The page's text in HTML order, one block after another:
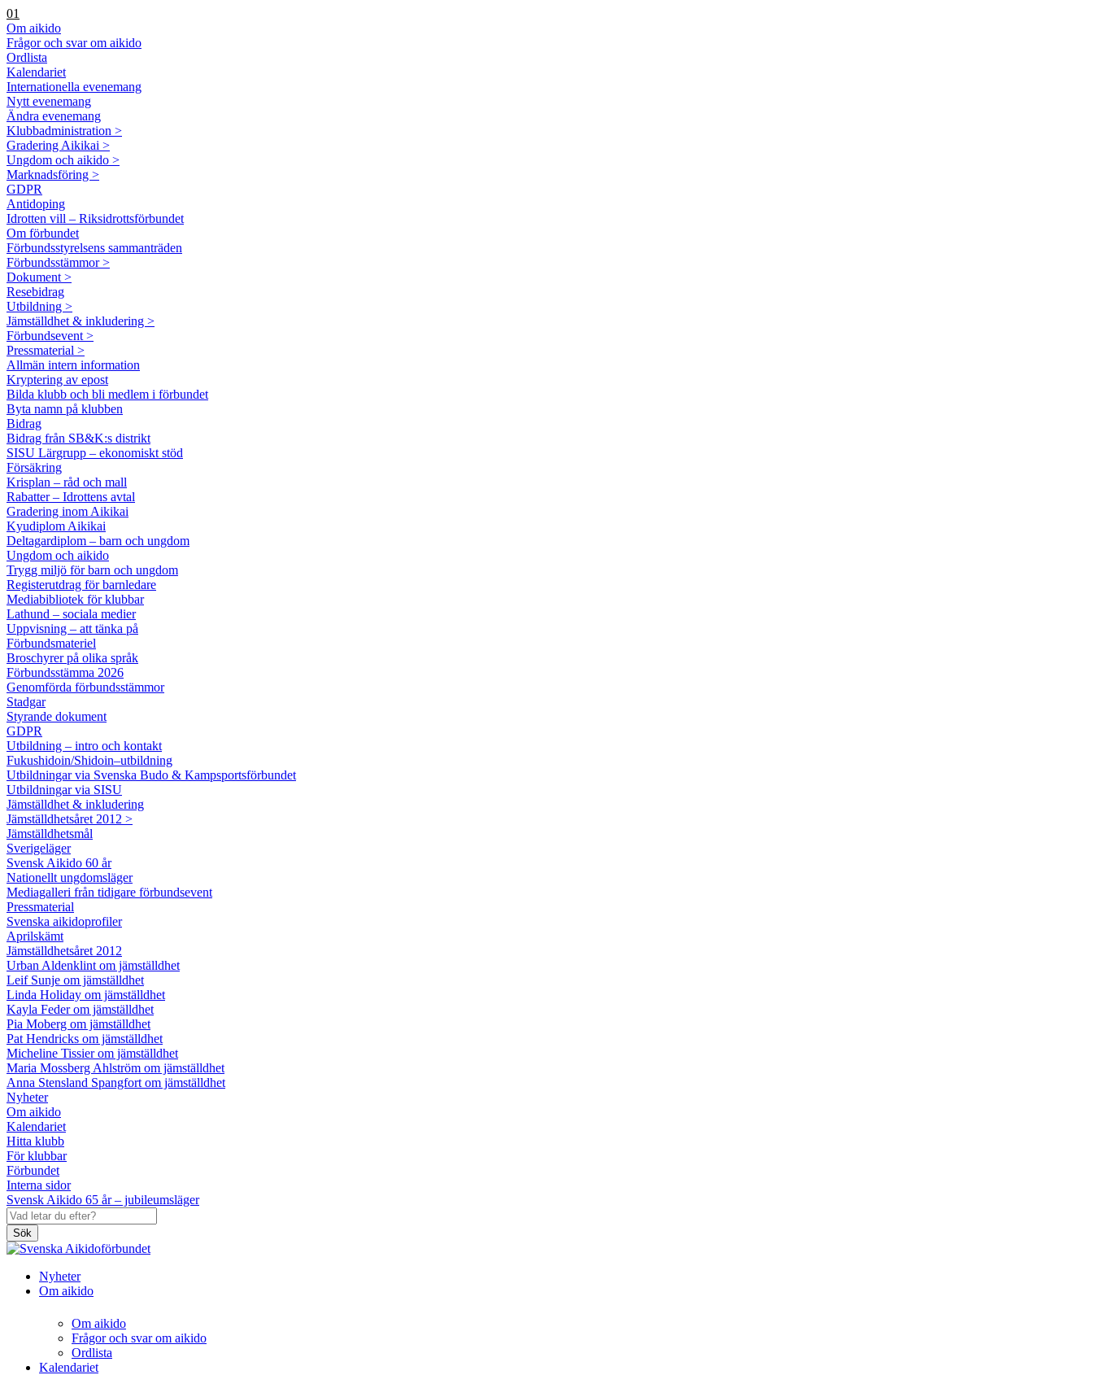
01
Om aikido
Frågor och svar om aikido
Ordlista
Kalendariet
Internationella evenemang
Nytt evenemang
Ändra evenemang
Klubbadministration >
Gradering Aikikai >
Ungdom och aikido >
Marknadsföring >
GDPR
Antidoping
Idrotten vill – Riksidrottsförbundet
Om förbundet
Förbundsstyrelsens sammanträden
Förbundsstämmor >
Dokument >
Resebidrag
Utbildning >
Jämställdhet & inkludering >
Förbundsevent >
Pressmaterial >
Allmän intern information
Kryptering av epost
Bilda klubb och bli medlem i förbundet
Byta namn på klubben
Bidrag
Bidrag från SB&K:s distrikt
SISU Lärgrupp – ekonomiskt stöd
Försäkring
Krisplan – råd och mall
Rabatter – Idrottens avtal
Gradering inom Aikikai
Kyudiplom Aikikai
Deltagardiplom – barn och ungdom
Ungdom och aikido
Trygg miljö för barn och ungdom
Registerutdrag för barnledare
Mediabibliotek för klubbar
Lathund – sociala medier
Uppvisning – att tänka på
Förbundsmateriel
Broschyrer på olika språk
Förbundsstämma 2026
Genomförda förbundsstämmor
Stadgar
Styrande dokument
GDPR
Utbildning – intro och kontakt
Fukushidoin/Shidoin–utbildning
Utbildningar via Svenska Budo & Kampsportsförbundet
Utbildningar via SISU
Jämställdhet & inkludering
Jämställdhetsåret 2012 >
Jämställdhetsmål
Sverigeläger
Svensk Aikido 60 år
Nationellt ungdomsläger
Mediagalleri från tidigare förbundsevent
Pressmaterial
Svenska aikidoprofiler
Aprilskämt
Jämställdhetsåret 2012
Urban Aldenklint om jämställdhet
Leif Sunje om jämställdhet
Linda Holiday om jämställdhet
Kayla Feder om jämställdhet
Pia Moberg om jämställdhet
Pat Hendricks om jämställdhet
Micheline Tissier om jämställdhet
Maria Mossberg Ahlström om jämställdhet
Anna Stensland Spangfort om jämställdhet
Nyheter
Om aikido
Kalendariet
Hitta klubb
För klubbar
Förbundet
Interna sidor
Svensk Aikido 65 år – jubileumsläger
Sök
Nyheter
Om aikido
Om aikido
Frågor och svar om aikido
Ordlista
Kalendariet